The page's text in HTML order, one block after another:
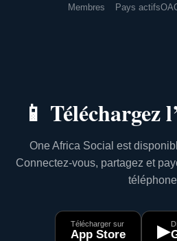
Membres Pays actifs
📱 Téléchargez
One Africa Social est
Connectez-vous, partagez et
Télécharger sur
App Store ▶